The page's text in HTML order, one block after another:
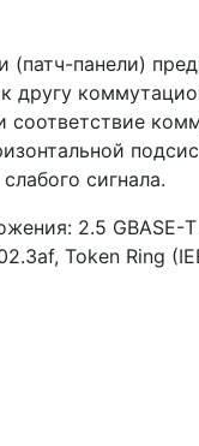
(патч-панели)
другу
соответствие
сигнала.
2.5 GBASE-Т
Token Ring